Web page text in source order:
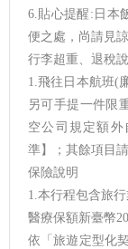
6.貼心提醒:日本
便之處，尚請見諒
行李超重、退稅
1.飛往日本航班(
另可手提一件限
空公司規定額
準】；其餘項目
保險說明
1.本行程包含旅
醫療保額新臺幣
依「旅遊定型化